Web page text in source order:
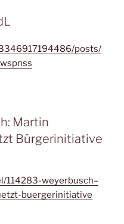
posts/
Martin
Bürgerinitiative
114283-weyerbusch–
buergerinitiative